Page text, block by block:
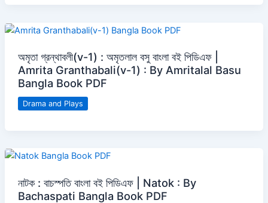
অমৃতা গ্রন্থাবলী(v-1) : অমৃতলাল বসু বাংলা বই পিডিএফ |
Amrita Granthabali(v-1) : By Amritalal Basu
Bangla Book PDF
Drama and Plays
নাটক : বাচস্পতি বাংলা বই পিডিএফ | Natok : By
Bachaspati Bangla Book PDF